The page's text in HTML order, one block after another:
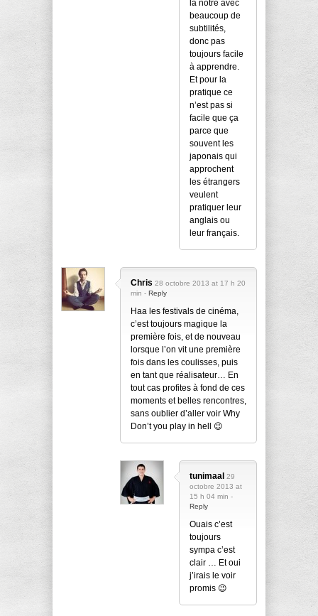
la notre avec
beaucoup de
subtilités,
donc pas
toujours facile
à apprendre.
Et pour la
pratique ce
n’est pas si
facile que ça
parce que
souvent les
japonais qui
approchent
les étrangers
veulent
pratiquer leur
anglais ou
leur français.
Chris 28 octobre 2013 at 17 h 20
min - Reply
Haa les festivals de cinéma,
c’est toujours magique la
première fois, et de nouveau
lorsque l’on vit une première
fois dans les coulisses, puis
en tant que réalisateur… En
tout cas profites à fond de ces
moments et belles rencontres,
sans oublier d’aller voir Why
Don’t you play in hell 😉
tunimaal 29
octobre 2013 at
15 h 04 min -
Reply
Ouais c’est
toujours
sympa c’est
clair … Et oui
j’irais le voir
promis 😉